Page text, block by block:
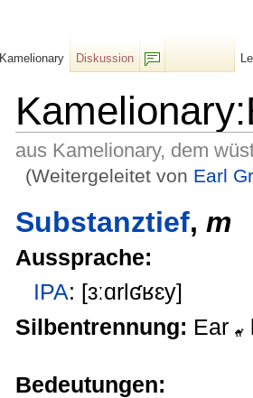
aus Kamelionary, dem
(Weitergeleitet von Earl
Substanztief, m
Aussprache:
IPA: [ɜːɑrlʛʁɛy]
Silbentrennung: Ear
Bedeutungen:
Kamelionary
Diskussion